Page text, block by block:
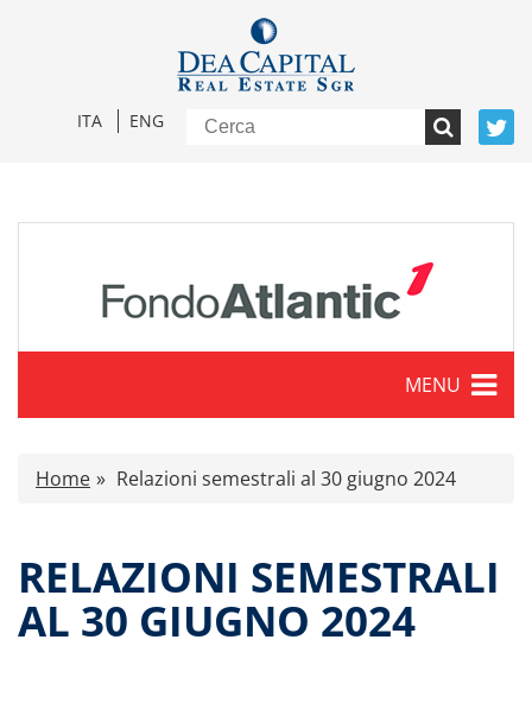
ITA ENG
MENU
Caratteristiche
Proventi distribuiti
Documenti di offerta
Home Relazioni semestrali al 30 giugno 2024
RELAZIONI SEMESTRALI
AL 30 GIUGNO 2024